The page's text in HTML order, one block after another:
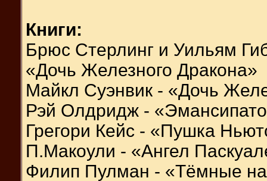
Книги:
Брюс Стерлинг и Уильям
«Дочь Железного Дракона»
Майкл Суэнвик - «Дочь
Рэй Олдридж -
Грегори Кейс - «Пушка
П.Макоули - «Ангел
Филип Пулман - «Тёмные